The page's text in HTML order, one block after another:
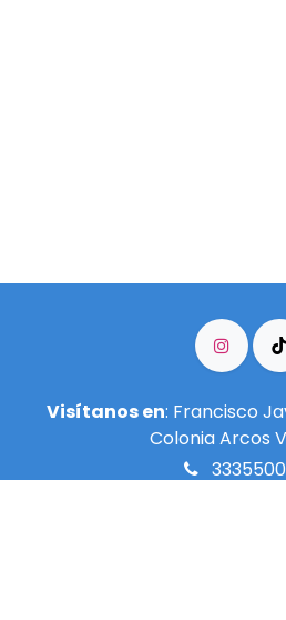
Visítanos en: Francisco
Colonia Arcos